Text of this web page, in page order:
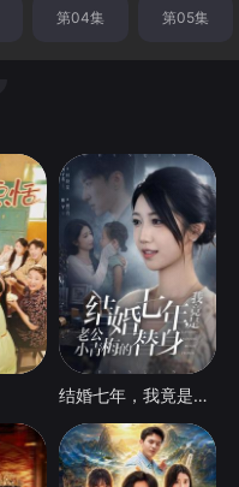
第04集 第05集
结婚七年，我竟是老公小青梅的替身